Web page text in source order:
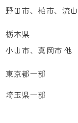
野田市、柏市、流
栃木県
小山市、真岡市 他
東京都一部
埼玉県一部